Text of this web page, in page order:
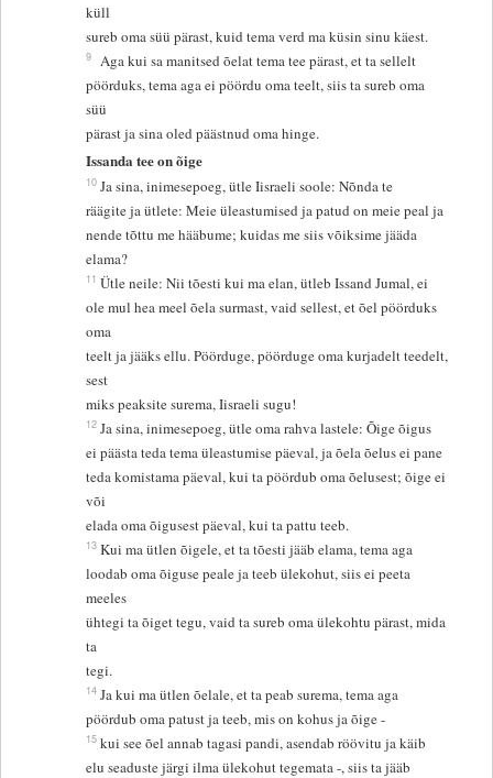
küll
sureb oma süü pärast, kuid tema verd ma küsin sinu käest.
9 Aga kui sa manitsed õelat tema tee pärast, et ta sellelt
pöörduks, tema aga ei pöördu oma teelt, siis ta sureb oma
süü
pärast ja sina oled päästnud oma hinge.
Issanda tee on õige
10 Ja sina, inimesepoeg, ütle Iisraeli soole: Nõnda te
räägite ja ütlete: Meie üleastumised ja patud on meie peal ja
nende tõttu me hääbume; kuidas me siis võiksime jääda
elama?
11 Ütle neile: Nii tõesti kui ma elan, ütleb Issand Jumal, ei
ole mul hea meel õela surmast, vaid sellest, et õel pöörduks
oma
teelt ja jääks ellu. Pöörduge, pöörduge oma kurjadelt teedelt,
sest
miks peaksite surema, Iisraeli sugu!
12 Ja sina, inimesepoeg, ütle oma rahva lastele: Õige õigus
ei päästa teda tema üleastumise päeval, ja õela õelus ei pane
teda komistama päeval, kui ta pöördub oma õelusest; õige ei
või
elada oma õigusest päeval, kui ta pattu teeb.
13 Kui ma ütlen õigele, et ta tõesti jääb elama, tema aga
loodab oma õiguse peale ja teeb ülekohut, siis ei peeta
meeles
ühtegi ta õiget tegu, vaid ta sureb oma ülekohtu pärast, mida
ta
tegi.
14 Ja kui ma ütlen õelale, et ta peab surema, tema aga
pöördub oma patust ja teeb, mis on kohus ja õige -
15 kui see õel annab tagasi pandi, asendab röövitu ja käib
elu seaduste järgi ilma ülekohut tegemata -, siis ta jääb